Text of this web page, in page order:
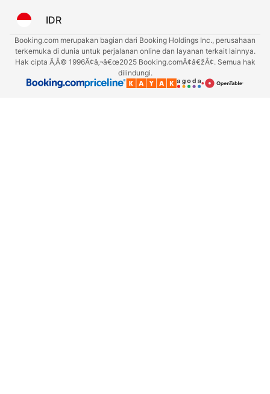
IDR
Booking.com merupakan bagian dari Booking Holdings Inc., perusahaan
terkemuka di dunia untuk perjalanan online dan layanan terkait lainnya.
Hak cipta Ã‚Â© 1996Ã¢â‚¬â€œ2025 Booking.comÃ¢â€žÂ¢. Semua hak
dilindungi.